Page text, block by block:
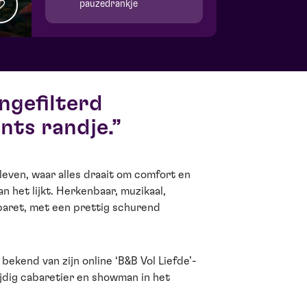
pauzedrankje
randje.
waar alles draait om comfort en
het lijkt. Herkenbaar, muzikaal,
met een prettig schurend
van zijn online ‘B&B Vol Liefde’-
cabaretier en showman in het